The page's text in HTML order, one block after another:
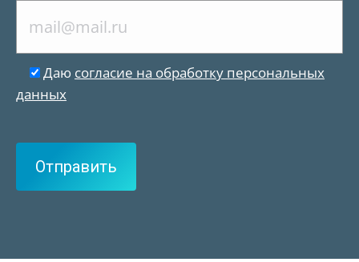
Даю согласие на обработку персональных
данных